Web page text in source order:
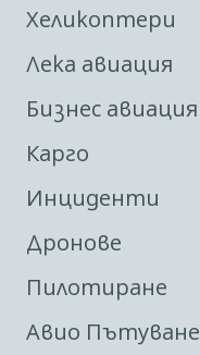
Хеликоптери
Лека авиация
Бизнес авиация
Карго
Инциденти
Дронове
Пилотиране
Авио Пътуване